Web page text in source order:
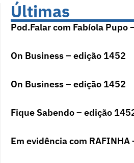
Últimas
Pod.Falar com Fabíola Pupo
On Business – edição 1452
On Business – edição 1452
Fique Sabendo – edição
Em evidência com RAFINHA